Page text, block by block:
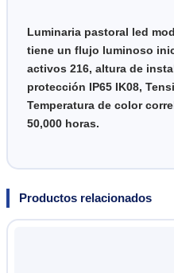
Luminaria pastoral led
tiene un flujo luminoso
activos 216, altura de
protección IP65 IK08,
Temperatura de color
50,000 horas.
Productos relacionados